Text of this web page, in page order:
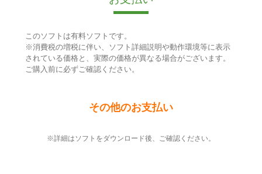
このソフトは有料ソフトです。
※消費税の増税に伴い、ソフト詳細説明や動作環境等に表示
されている価格と、実際の価格が異なる場合がございます。
ご購入前に必ずご確認ください。
その他のお支払い
※詳細はソフトをダウンロード後、ご確認ください。